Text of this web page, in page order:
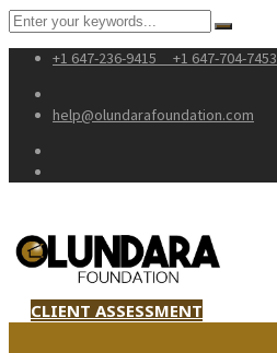
+1 647-236-9415 +1 647-704-7453
help@olundarafoundation.com
CLIENT ASSESSMENT